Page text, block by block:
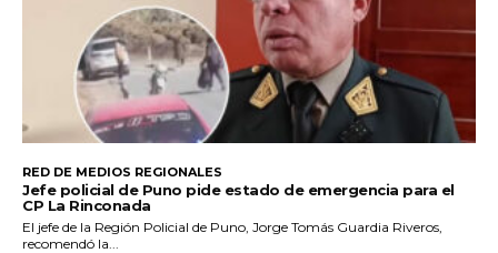
RED DE MEDIOS REGIONALES
Jefe policial de Puno pide estado de emergencia para el
CP La Rinconada
El jefe de la Región Policial de Puno, Jorge Tomás Guardia Riveros,
recomendó la...